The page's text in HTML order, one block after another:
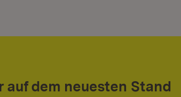
auf dem neuesten Stand